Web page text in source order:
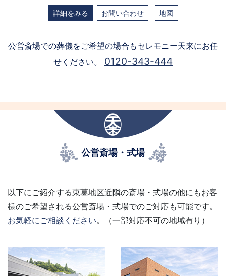
詳細をみる お問い合わせ 地図
公営斎場での葬儀をご希望の場合もセレモニー天来にお任
せください。 0120-343-444
公営斎場・式場
以下にご紹介する東葛地区近隣の斎場・式場の他にもお客
様のご希望される公営斎場・式場でのご対応も可能です。
お気軽にご相談ください。（一部対応不可の地域有り）